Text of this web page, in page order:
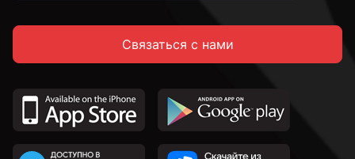
Связаться с нами